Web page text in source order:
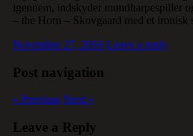
igennem, indskyder mundharpespiller
– the Horn – Skovgaard med et ironisk
November 27, 2016 Leave a reply
Post navigation
« Previous Next »
Leave a Reply